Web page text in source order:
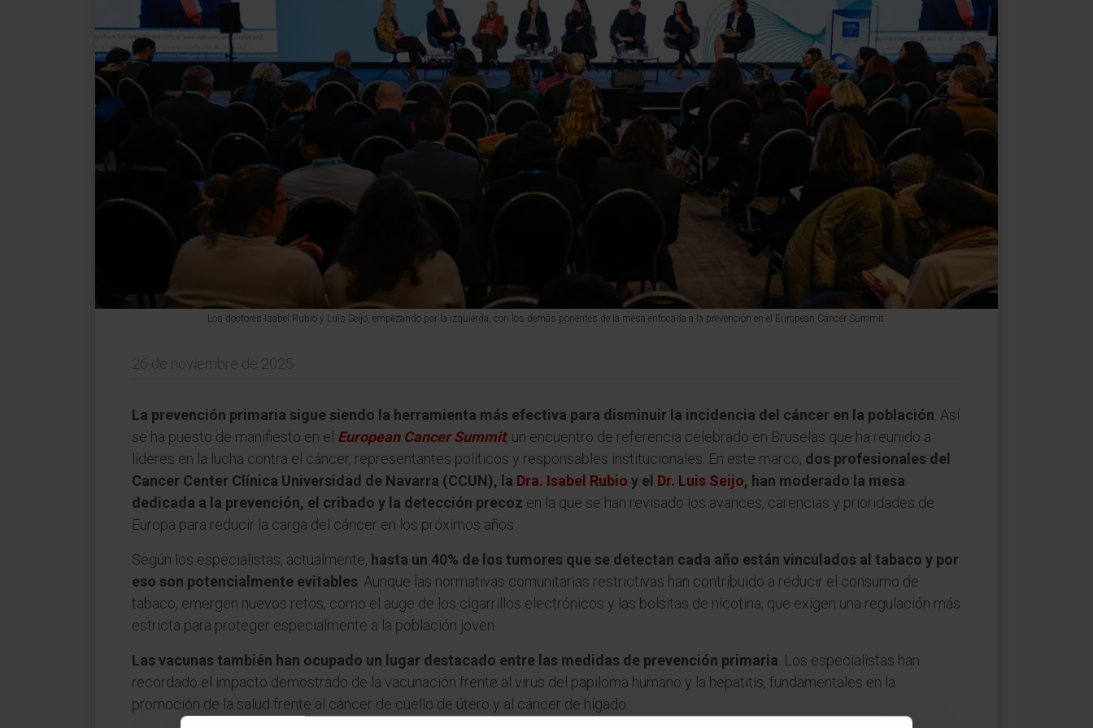
Los doctores Isabel Rubio y Luis Seijo, empezando por la izquierda, con los demás ponentes de la mesa enfocada a la prevención en el European Cancer Summit.
26 de noviembre de 2025
La prevención primaria sigue siendo la herramienta más efectiva para disminuir la incidencia del cáncer en la población. Así
se ha puesto de manifiesto en el European Cancer Summit, un encuentro de referencia celebrado en Bruselas que ha reunido a
líderes en la lucha contra el cáncer, representantes políticos y responsables institucionales. En este marco, dos profesionales del
Cancer Center Clínica Universidad de Navarra (CCUN), la Dra. Isabel Rubio y el Dr. Luis Seijo, han moderado la mesa
dedicada a la prevención, el cribado y la detección precoz en la que se han revisado los avances, carencias y prioridades de
Europa para reducir la carga del cáncer en los próximos años.
Según los especialistas, actualmente, hasta un 40% de los tumores que se detectan cada año están vinculados al tabaco y por
eso son potencialmente evitables. Aunque las normativas comunitarias restrictivas han contribuido a reducir el consumo de
tabaco, emergen nuevos retos, como el auge de los cigarrillos electrónicos y las bolsitas de nicotina, que exigen una regulación más
estricta para proteger especialmente a la población joven.
Las vacunas también han ocupado un lugar destacado entre las medidas de prevención primaria. Los especialistas han
recordado el impacto demostrado de la vacunación frente al virus del papiloma humano y la hepatitis, fundamentales en la
promoción de la salud frente al cáncer de cuello de útero y al cáncer de hígado.